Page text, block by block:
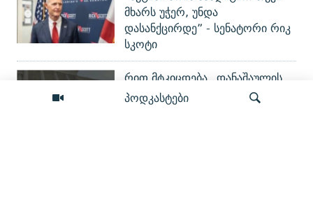
პოდკასტები
მხარს უჭერ, უნდა
დასანქცირდე” - სენატორი რიკ
სკოტი
რით მტკიცდება „დანაშაულის
წაქეზება“? - რა (ვერ) გავიგეთ
პროკურორისგან გიგა